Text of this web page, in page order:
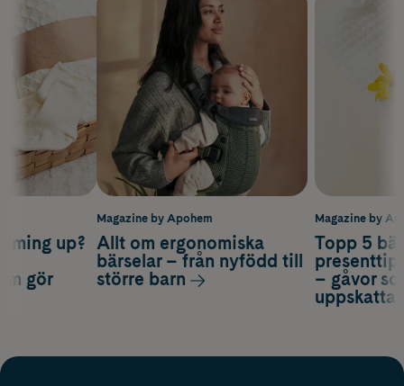
Magazine by
Topp 5
– gåvor
up?
gör
Magazine by Apohem
Allt om ergonomiska
bärselar – från nyfödd till
större barn